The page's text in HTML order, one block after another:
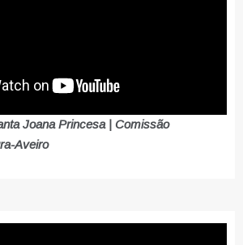
Joana Princesa | Comissão
Aveiro